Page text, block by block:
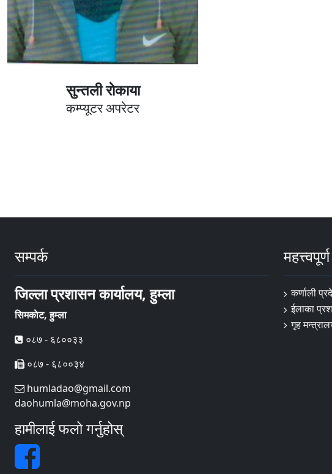
सुन्तली राेकाया
कम्प्यूटर अपरेटर
सम्पर्क
जिल्ला प्रशासन कार्यालय, हुम्ला
सिमकाेट, हुम्ला
०८७ - ६८००३३
०८७ - ६८००३४
humladao@gmail.com
daohumla@moha.gov.np
हामीलाई फलो गर्नुहोस्
कर्णाली
ईलाका
गृह